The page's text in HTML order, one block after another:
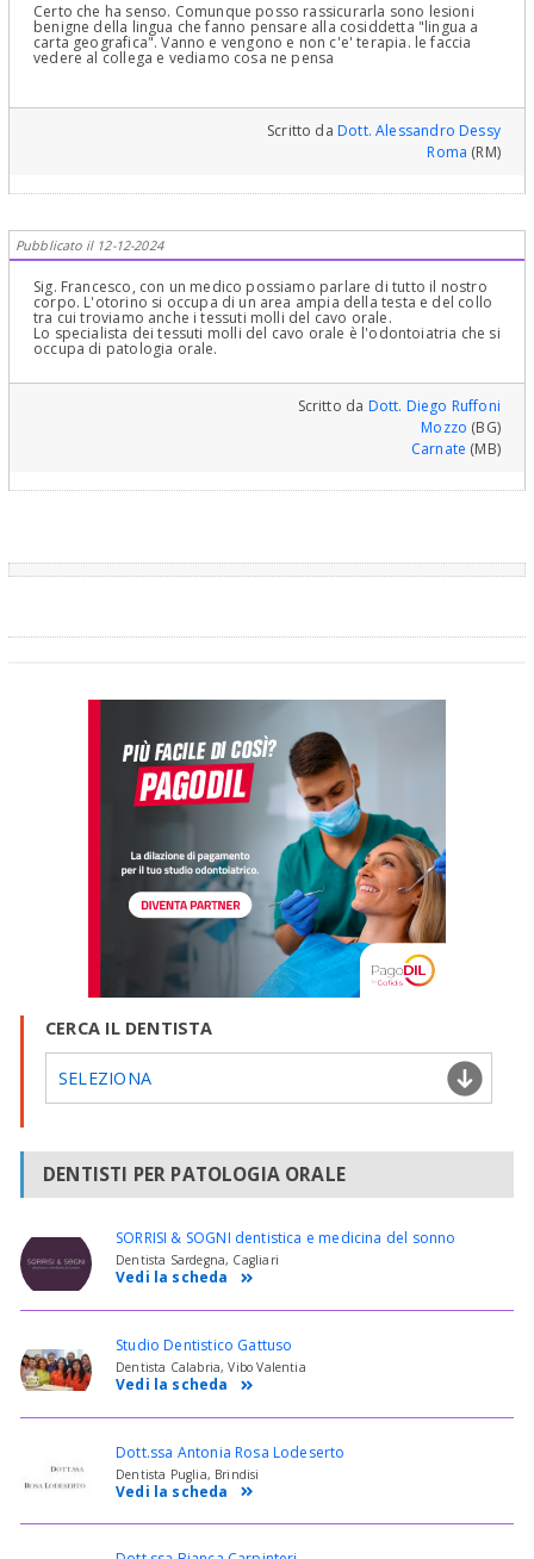
Certo che ha senso. Comunque posso rassicurarla sono lesioni
benigne della lingua che fanno pensare alla cosiddetta "lingua a
carta geografica". Vanno e vengono e non c'e' terapia. le faccia
vedere al collega e vediamo cosa ne pensa
Scritto daDott. Alessandro Dessy
Roma (RM)
Pubblicato il 12-12-2024
Sig. Francesco, con un medico possiamo parlare di tutto il nostro
corpo. L'otorino si occupa di un area ampia della testa e del collo
tra cui troviamo anche i tessuti molli del cavo orale.
Lo specialista dei tessuti molli del cavo orale è l'odontoiatria che si
occupa di patologia orale.
Scritto da Dott. Diego Ruffoni
Mozzo (BG)
Carnate (MB)
CERCA IL DENTISTA
SELEZIONA
DENTISTI PER PATOLOGIA ORALE
SORRISI & SOGNI dentistica e medicina del sonno
Dentista Sardegna, Cagliari
Vedi la scheda
Studio Dentistico Gattuso
Dentista Calabria, Vibo Valentia
Vedi la scheda
Dott.ssa Antonia Rosa Lodeserto
Dentista Puglia, Brindisi
Vedi la scheda